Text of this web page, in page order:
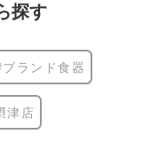
探す
ブランド食器
津店